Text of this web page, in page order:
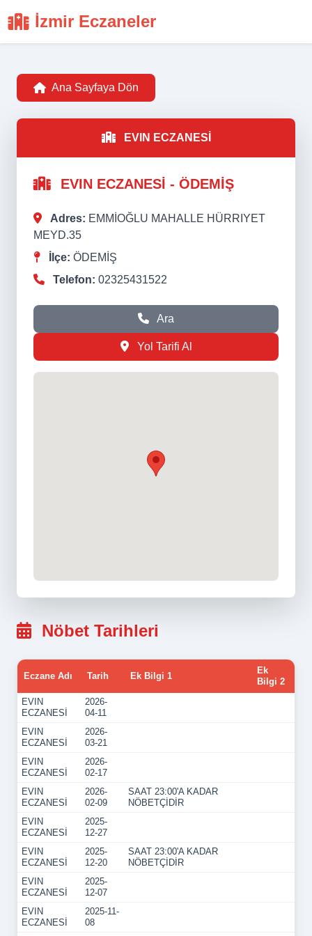
İzmir Eczaneler
Ana Sayfaya Dön
EVIN ECZANESİ
EVIN ECZANESİ - ÖDEMİŞ
Adres: EMMİOĞLU MAHALLE HÜRRIYET
MEYD.35
İlçe: ÖDEMİŞ
Telefon: 02325431522
Ara
Yol Tarifi Al
Nöbet Tarihleri
Eczane Adı Tarih Ek Bilgi 1
Ek
Bilgi 2
EVIN
ECZANESİ
2026-
04-11
EVIN
ECZANESİ
2026-
03-21
EVIN
ECZANESİ
2026-
02-17
EVIN
ECZANESİ
2026-
02-09
SAAT 23:00'A KADAR
NÖBETÇİDİR
EVIN
ECZANESİ
2025-
12-27
EVIN
ECZANESİ
2025-
12-20
SAAT 23:00'A KADAR
NÖBETÇİDİR
EVIN
ECZANESİ
2025-
12-07
EVIN
ECZANESİ
2025-11-
08